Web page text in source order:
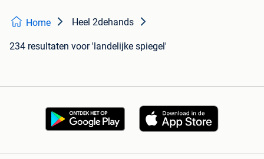
Home Heel 2dehands
234 resultaten voor 'landelijke spiegel'